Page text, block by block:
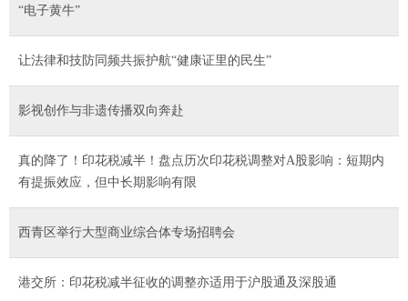
“电子黄牛”
让法律和技防同频共振护航“健康证里的民生”
影视创作与非遗传播双向奔赴
真的降了！印花税减半！盘点历次印花税调整对A股影响：短期内
有提振效应，但中长期影响有限
西青区举行大型商业综合体专场招聘会
港交所：印花税减半征收的调整亦适用于沪股通及深股通